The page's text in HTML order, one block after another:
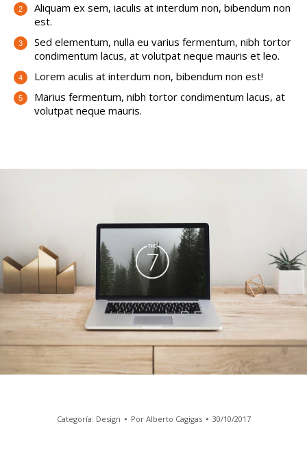
Aliquam ex sem, iaculis at interdum non, bibendum non
est.
Sed elementum, nulla eu varius fermentum, nibh tortor
condimentum lacus, at volutpat neque mauris et leo.
Lorem aculis at interdum non, bibendum non est!
Мarius fermentum, nibh tortor condimentum lacus, at
volutpat neque mauris.
Categoría: Design Por Alberto Cagigas 30/10/2017